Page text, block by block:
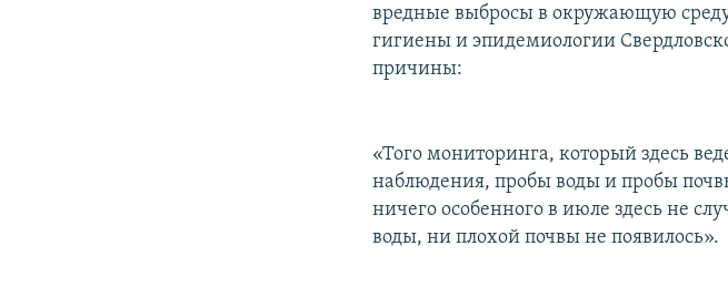
вредные выбросы в окружающую
гигиены и эпидемиологии
причины:
«Того мониторинга, который здесь
наблюдения, пробы воды и пробы
ничего особенного в июле здесь не
воды, ни плохой почвы не появилось».